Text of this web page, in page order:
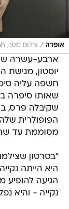
אופרה / צילום מסך, instagram / oprah
ארבע-עשרה
יוסטון, מגישת
חשפה עליה
שאותו סיפרה
שקיבלה פרס,
מסוממת עד
"בסרטון
היא הייתה
הגיעה להופיע
נקייה - והיא